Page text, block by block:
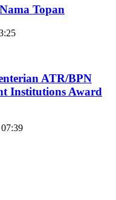
Topan
ATR/BPN
Institutions Award